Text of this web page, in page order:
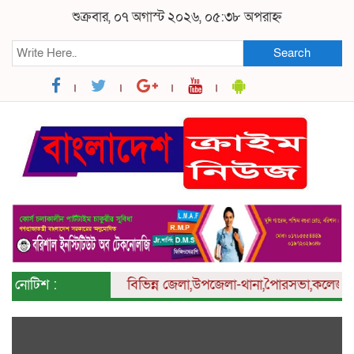
শুক্রবার, ০৭ অগাস্ট ২০২৬, ০৫:৩৮ অপরাহ্ন
Search
নোটিশ : বিভিন্নজেলা,উপজেলা-থানা,পৈারসভা,কলেজ ও